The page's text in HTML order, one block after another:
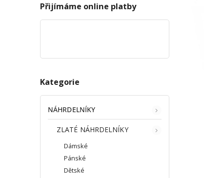
Přijímáme online platby
Kategorie
NÁHRDELNÍKY
ZLATÉ NÁHRDELNÍKY
Dámské
Pánské
Dětské